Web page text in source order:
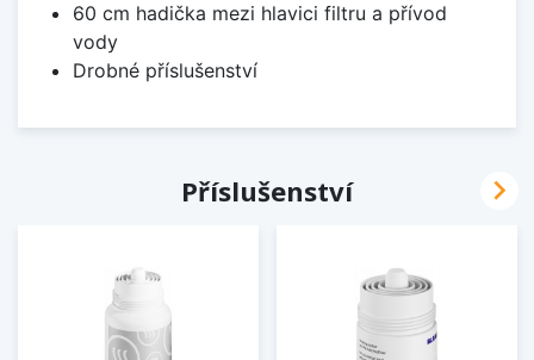
60 cm hadička mezi hlavici filtru a přívod
vody
Drobné příslušenství
Příslušenství 